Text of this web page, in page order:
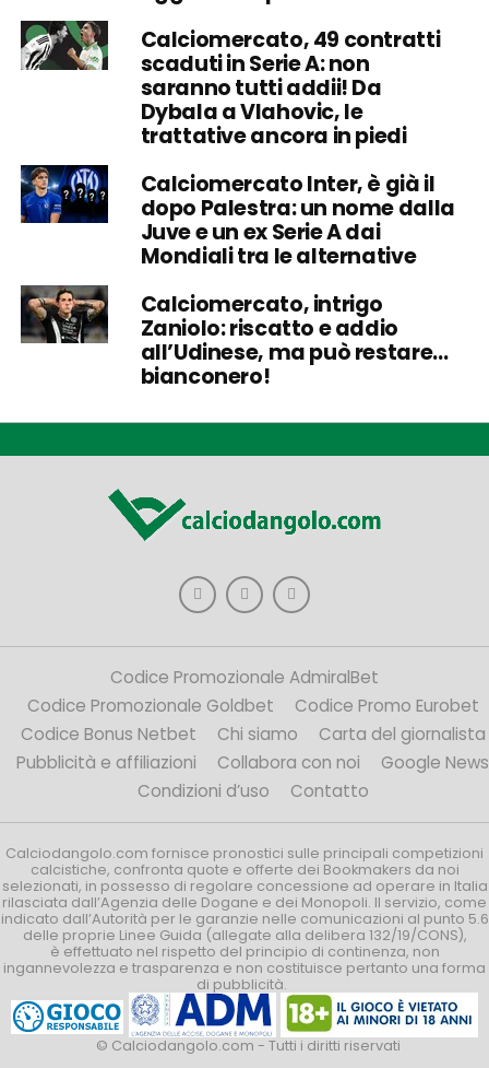
Calciomercato, 49 contratti
scaduti in Serie A: non
saranno tutti addii! Da
Dybala a Vlahovic, le
trattative ancora in piedi
Calciomercato Inter, è già il
dopo Palestra: un nome dalla
Juve e un ex Serie A dai
Mondiali tra le alternative
Calciomercato, intrigo
Zaniolo: riscatto e addio
all’Udinese, ma può restare…
bianconero!
Codice Promozionale AdmiralBet
Codice Promozionale Goldbet
Codice Promo Eurobet
Codice Bonus Netbet
Chi siamo
Carta del giornalista
Pubblicità e affiliazioni
Collabora con noi
Google News
Condizioni d’uso
Contatto
Calciodangolo.com fornisce pronostici sulle principali competizioni
calcistiche, confronta quote e offerte dei Bookmakers da noi
selezionati, in possesso di regolare concessione ad operare in Italia
rilasciata dall’Agenzia delle Dogane e dei Monopoli. Il servizio, come
indicato dall’Autorità per le garanzie nelle comunicazioni al punto 5.6
delle proprie Linee Guida (allegate alla delibera 132/19/CONS),
è effettuato nel rispetto del principio di continenza, non
ingannevolezza e trasparenza e non costituisce pertanto una forma
di pubblicità.
© Calciodangolo.com - Tutti i diritti riservati